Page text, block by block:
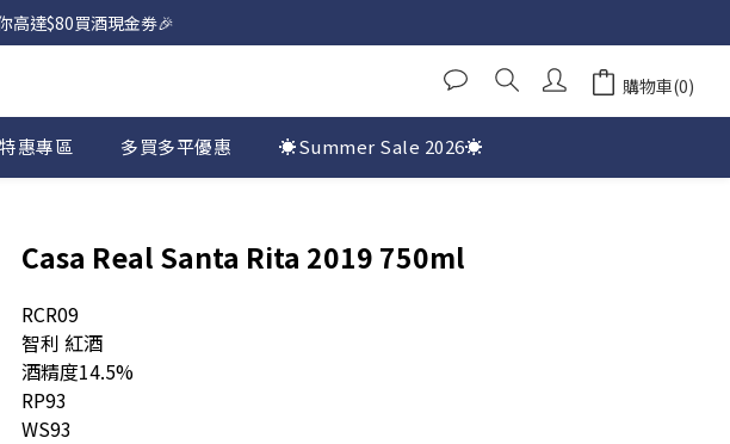
服務📦
高達$80買酒現金劵🎉
務📦
購物車(0)
惠專區 多買多平優惠 ☀️Summer Sale 2026☀️
Casa Real Santa Rita 2019 750ml
RCR09
智利 紅酒
酒精度14.5%
RP93
WS93